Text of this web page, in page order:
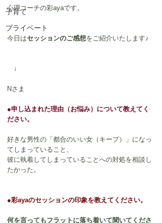
子育て
プライベート
心理コーチの彩ayaです。
今日はセッションのご感想をご紹介いたします♪
↓
Nさま
●申し込まれた理由（お悩み）について教えてく
ださい。
好きな男性の「都合のいい女（キープ）」になっ
てしまっていること、
彼に執着してしまっていることへの対処を相談し
たかった。
●彩ayaのセッションの印象を教えてください。
何を言ってもフラットに落ち着いて聞いてくださ